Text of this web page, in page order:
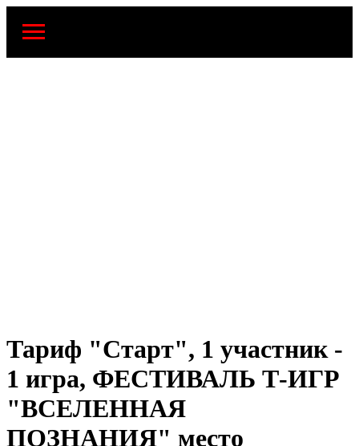
Тариф "Старт", 1 участник -
1 игра, ФЕСТИВАЛЬ Т-ИГР
"ВСЕЛЕННАЯ
ПОЗНАНИЯ" место